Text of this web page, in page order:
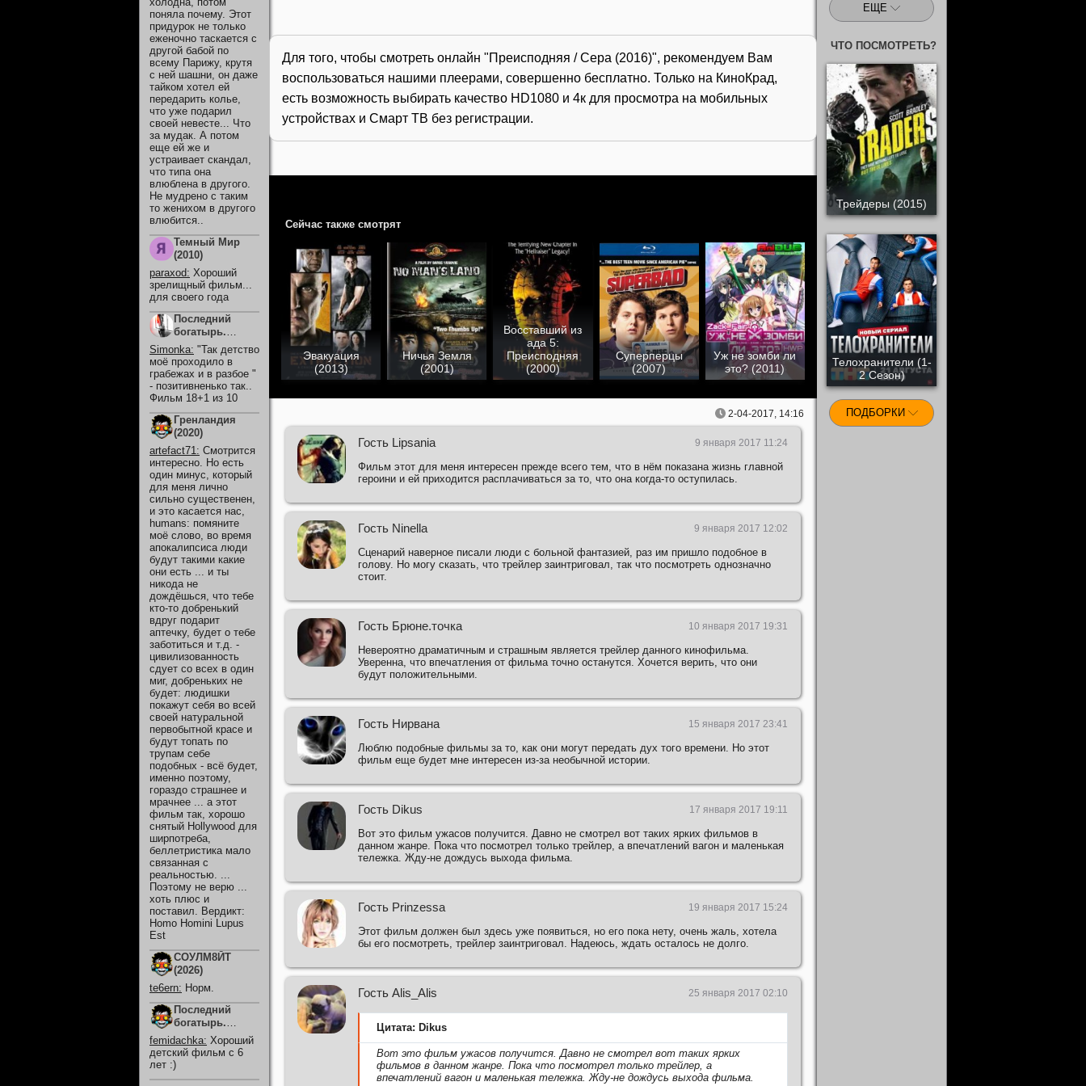
Для того, чтобы смотреть онлайн "Преисподняя / Сера (2016)", рекомендуем Вам
воспользоваться нашими плеерами, совершенно бесплатно. Только на КиноКрад,
есть возможность выбирать качество HD1080 и 4к для просмотра на мобильных
устройствах и Смарт ТВ без регистрации.
Сейчас также смотрят
Эвакуация
(2013)
Ничья Земля
(2001)
Восставший из
ада 5:
Преисподняя
(2000)
Суперперцы
(2007)
Уж не зомби ли
это? (2011)
2-04-2017, 14:16
Гость Lipsania 9 января 2017 11:24
Фильм этот для меня интересен прежде всего тем, что в нём показана жизнь главной
героини и ей приходится расплачиваться за то, что она когда-то оступилась.
Гость Ninella 9 января 2017 12:02
Сценарий наверное писали люди с больной фантазией, раз им пришло подобное в
голову. Но могу сказать, что трейлер заинтриговал, так что посмотреть однозначно
стоит.
Гость Брюне.точка 10 января 2017 19:31
Невероятно драматичным и страшным является трейлер данного кинофильма.
Уверенна, что впечатления от фильма точно останутся. Хочется верить, что они
будут положительными.
Гость Нирвана 15 января 2017 23:41
Люблю подобные фильмы за то, как они могут передать дух того времени. Но этот
фильм еще будет мне интересен из-за необычной истории.
Гость Dikus 17 января 2017 19:11
Вот это фильм ужасов получится. Давно не смотрел вот таких ярких фильмов в
данном жанре. Пока что посмотрел только трейлер, а впечатлений вагон и маленькая
тележка. Жду-не дождусь выхода фильма.
Гость Prinzessa 19 января 2017 15:24
Этот фильм должен был здесь уже появиться, но его пока нету, очень жаль, хотела
бы его посмотреть, трейлер заинтриговал. Надеюсь, ждать осталось не долго.
Гость Alis_Alis 25 января 2017 02:10
Цитата: Dikus
Вот это фильм ужасов получится. Давно не смотрел вот таких ярких
фильмов в данном жанре. Пока что посмотрел только трейлер, а
впечатлений вагон и маленькая тележка. Жду-не дождусь выхода фильма.
поняла почему. Этот
придурок не только
еженочно таскается с
другой бабой по
всему Парижу, крутя
с ней шашни, он даже
тайком хотел ей
передарить колье,
что уже подарил
своей невесте... Что
за мудак. А потом
еще ей же и
устраивает скандал,
что типа она
влюблена в другого.
Не мудрено с таким
то женихом в другого
влюбится..
Темный Мир
(2010)
paraxod: Хороший
зрелищный фильм...
для своего года
Последний
богатырь.
Колобок (2026)
Simonka: "Так детство
моё проходило в
грабежах и в разбое "
- позитивненько так..
Фильм 18+1 из 10
Гренландия
(2020)
artefact71: Смотрится
интересно. Но есть
один минус, который
для меня лично
сильно существенен,
и это касается нас,
humans: помяните
моё слово, во время
апокалипсиса люди
будут такими какие
они есть ... и ты
никода не
дождёшься, что тебе
кто-то добренький
вдруг подарит
аптечку, будет о тебе
заботиться и т.д. -
цивилизованность
сдует со всех в один
миг, добреньких не
будет: людишки
покажут себя во всей
своей натуральной
первобытной красе и
будут топать по
трупам себе
подобных - всё будет,
именно поэтому,
гораздо страшнее и
мрачнее ... а этот
фильм так, хорошо
снятый Hollywood для
ширпотреба,
беллетристика мало
связанная с
реальностью. ...
Поэтому не верю ...
хоть плюс и
поставил. Вердикт:
Homo Homini Lupus
Est
СОУЛМ8ЙТ
(2026)
te6ern: Норм.
Последний
богатырь.
Колобок (2026)
femidachka: Хороший
детский фильм с 6
лет :)
ЕЩЕ
ЧТО ПОСМОТРЕТЬ?
Трейдеры (2015)
Телохранители (1-
2 Сезон)
ПОДБОРКИ